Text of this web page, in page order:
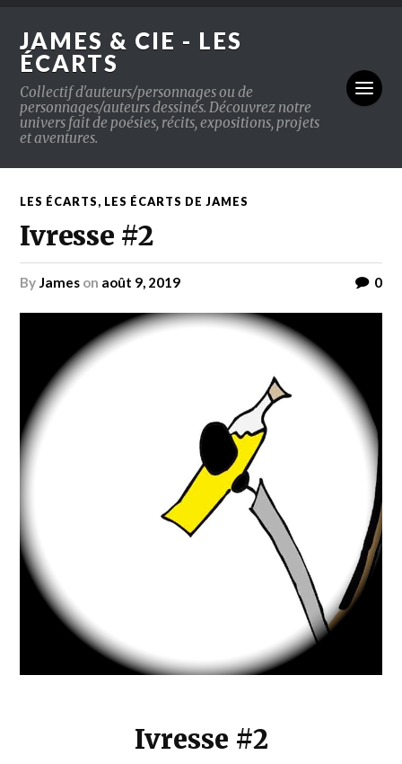
JAMES & CIE - LES
ÉCARTS
Collectif d'auteurs/personnages ou de
personnages/auteurs dessinés. Découvrez notre
univers fait de poésies, récits, expositions, projets
et aventures.
LES ÉCARTS, LES ÉCARTS DE JAMES
Ivresse #2
by James on août 9, 2019 0
Ivresse #2